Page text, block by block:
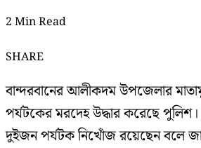
2 Min Read
SHARE
বান্দরবানের আলীকদম উপজেলার
পর্যটকের মরদেহ উদ্ধার করেছে
দুইজন পর্যটক নিখোঁজ রয়েছেন বলে